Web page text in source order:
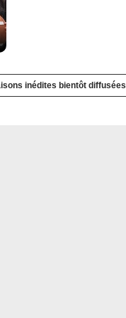
inédites bientôt diffusées